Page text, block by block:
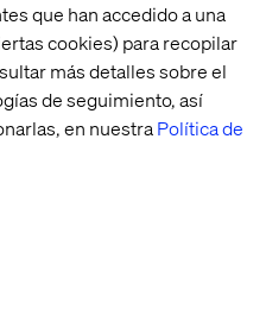
que han accedido a una
cookies) para recopilar
más detalles sobre el
de seguimiento, así
en nuestraPolítica de